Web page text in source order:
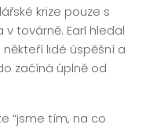
krize pouze s
továrně. Earl hledal
lidé úspěšní a
začíná úplně od
“jsme tím, na co